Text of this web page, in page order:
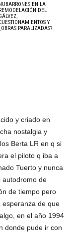
EN LA
DEL
Y
PARALIZADAS?
y criado en
nostalgia y
Berta LR en q si
el piloto q iba a
Tuerto y nunca
autodromo de
de tiempo pero
esperanza de que
en el año 1994
donde pude ir con